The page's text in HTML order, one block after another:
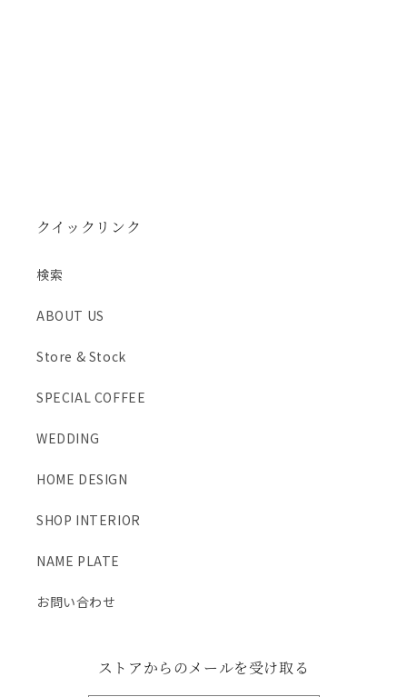
クイックリンク
検索
ABOUT US
Store & Stock
SPECIAL COFFEE
WEDDING
HOME DESIGN
SHOP INTERIOR
NAME PLATE
お問い合わせ
ストアからのメールを受け取る